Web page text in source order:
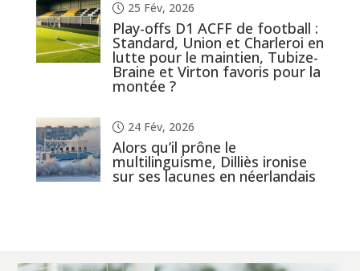
25 Fév, 2026
Play-offs D1 ACFF de football :
Standard, Union et Charleroi en
lutte pour le maintien, Tubize-
Braine et Virton favoris pour la
montée ?
24 Fév, 2026
Alors qu’il prône le
multilinguisme, Dilliès ironise
sur ses lacunes en néerlandais